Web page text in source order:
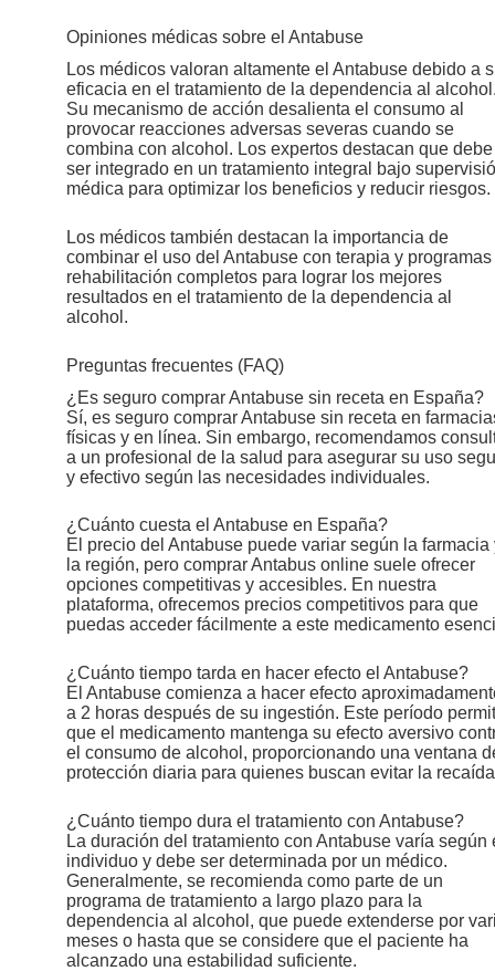
Opiniones médicas sobre el Antabuse
Los médicos valoran altamente el Antabuse debido a
eficacia en el tratamiento de la dependencia al
Su mecanismo de acción desalienta el consumo al
provocar reacciones adversas severas cuando se
combina con alcohol. Los expertos destacan que debe
ser integrado en un tratamiento integral bajo
médica para optimizar los beneficios y reducir riesgos.
Los médicos también destacan la importancia de
combinar el uso del Antabuse con terapia y programas
rehabilitación completos para lograr los mejores
resultados en el tratamiento de la dependencia al
alcohol.
Preguntas frecuentes (FAQ)
¿Es seguro comprar Antabuse sin receta en España?
Sí, es seguro comprar Antabuse sin receta en
físicas y en línea. Sin embargo, recomendamos
a un profesional de la salud para asegurar su uso
y efectivo según las necesidades individuales.
¿Cuánto cuesta el Antabuse en España?
El precio del Antabuse puede variar según la farmacia
la región, pero comprar Antabus online suele ofrecer
opciones competitivas y accesibles. En nuestra
plataforma, ofrecemos precios competitivos para que
puedas acceder fácilmente a este medicamento
¿Cuánto tiempo tarda en hacer efecto el Antabuse?
El Antabuse comienza a hacer efecto
a 2 horas después de su ingestión. Este período
que el medicamento mantenga su efecto aversivo
el consumo de alcohol, proporcionando una ventana
protección diaria para quienes buscan evitar la
¿Cuánto tiempo dura el tratamiento con Antabuse?
La duración del tratamiento con Antabuse varía según
individuo y debe ser determinada por un médico.
Generalmente, se recomienda como parte de un
programa de tratamiento a largo plazo para la
dependencia al alcohol, que puede extenderse por
meses o hasta que se considere que el paciente ha
alcanzado una estabilidad suficiente.